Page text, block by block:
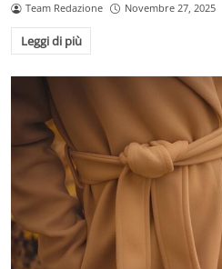
Team Redazione Novembre 27, 2025
Leggi di più